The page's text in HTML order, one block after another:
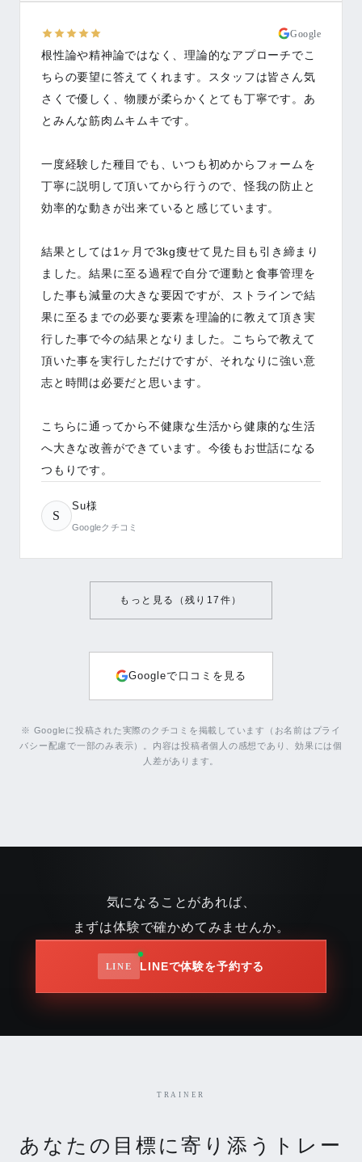
Google
根性論や精神論ではなく、理論的なアプローチでこ
ちらの要望に答えてくれます。スタッフは皆さん気
さくで優しく、物腰が柔らかくとても丁寧です。あ
とみんな筋肉ムキムキです。
一度経験した種目でも、いつも初めからフォームを
丁寧に説明して頂いてから行うので、怪我の防止と
効率的な動きが出来ていると感じています。
結果としては1ヶ月で3kg痩せて見た目も引き締まり
ました。結果に至る過程で自分で運動と食事管理を
した事も減量の大きな要因ですが、ストラインで結
果に至るまでの必要な要素を理論的に教えて頂き実
行した事で今の結果となりました。こちらで教えて
頂いた事を実行しただけですが、それなりに強い意
志と時間は必要だと思います。
こちらに通ってから不健康な生活から健康的な生活
へ大きな改善ができています。今後もお世話になる
つもりです。
S
Su様
Googleクチコミ
もっと見る（残り 17 件）
Googleで口コミを見る
※ Googleに投稿された実際のクチコミを掲載しています（お名前はプライ
バシー配慮で一部のみ表示）。内容は投稿者個人の感想であり、効果には個
人差があります。
気になることがあれば、
まずは体験で確かめてみませんか。
LINEで体験を予約する
TRAINER
あなたの目標に寄り添うトレー